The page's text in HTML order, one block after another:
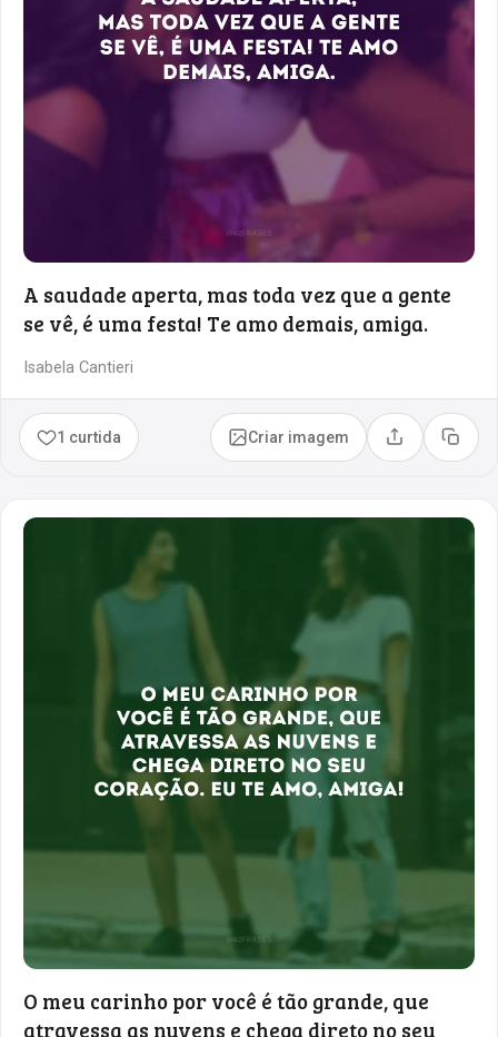
A saudade aperta, mas toda vez que a gente
se vê, é uma festa! Te amo demais, amiga.
Isabela Cantieri
1 curtida Criar imagem Compartilhar
Copiar
O meu carinho por você é tão grande, que
atravessa as nuvens e chega direto no seu